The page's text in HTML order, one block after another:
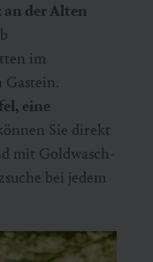
der Alten
im
Gastein.
eine
Sie direkt
mit Goldwasch-
bei jedem